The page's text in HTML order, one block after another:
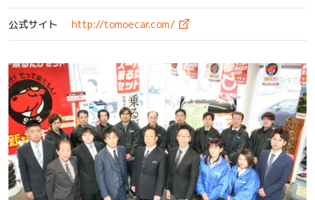
公式サイト http://tomoecar.com/